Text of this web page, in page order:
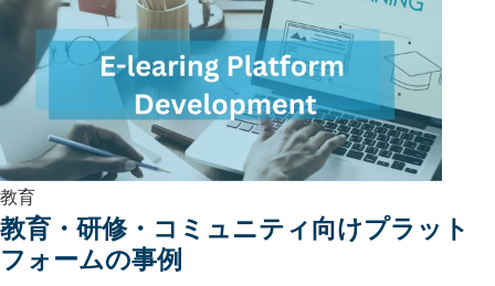
教育
教育・研修・コミュニティ向けプラット
フォームの事例